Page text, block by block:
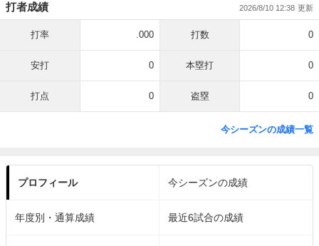
打者成績 2026/8/10 12:38
打率 .000 打数 0
安打 0 本塁打 0
打点 0 盗塁 0
今シーズンの成績一覧
プロフィール 今シーズンの成績
年度別・通算成績 最近6試合の成績